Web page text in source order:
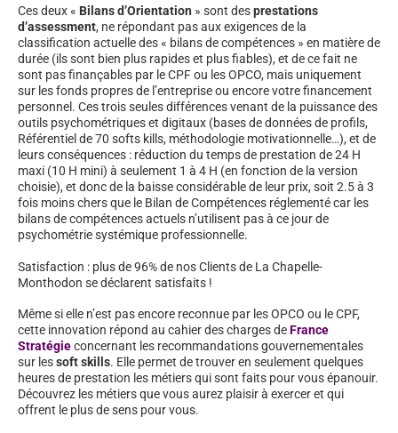
Ces deux « Bilans d’Orientation » sont desprestations
d’assessment, ne répondant pas aux exigences de la
classification actuelle des « bilans de compétences » en matière de
durée (ils sont bien plus rapides et plus fiables), et de ce fait ne
sont pas finançables par le CPF ou les OPCO, mais uniquement
sur les fonds propres de l’entreprise ou encore votre financement
personnel. Ces trois seules différences venant de la puissance des
outils psychométriques et digitaux (bases de données de profils,
Référentiel de 70 softs kills, méthodologie motivationnelle…), et de
leurs conséquences : réduction du temps de prestation de 24 H
maxi (10 H mini) à seulement 1 à 4 H (en fonction de la version
choisie), et donc de la baisse considérable de leur prix, soit 2.5 à 3
fois moins chers que le Bilan de Compétences réglementé car les
bilans de compétences actuels n’utilisent pas à ce jour de
psychométrie systémique professionnelle.
Satisfaction : plus de 96% de nos Clients de La Chapelle-
Monthodon se déclarent satisfaits !
Même si elle n’est pas encore reconnue par les OPCO ou le CPF,
cette innovation répond au cahier des charges deFrance
Stratégieconcernant les recommandations gouvernementales
sur lessoft skills. Elle permet de trouver en seulement quelques
heures de prestation les métiers qui sont faits pour vous épanouir.
Découvrez les métiers que vous aurez plaisir à exercer et qui
offrent le plus de sens pour vous.